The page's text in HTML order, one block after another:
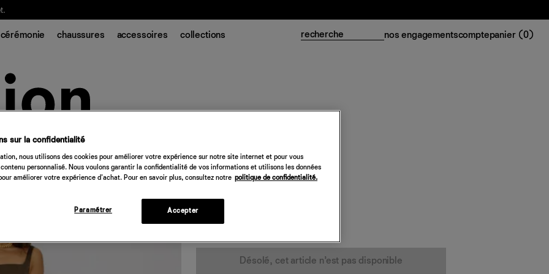
cérémonie chaussures accessoires collections nos engagementscomptepanier (0)
348 €
Désolé, cet article n’est pas disponible
sur la confidentialité
nous utilisons des cookies pour améliorer votre expérience sur notre site internet et pour vous
personnalisé. Nous voulons garantir la confidentialité de vos informations et utilisons les données
améliorer votre expérience d'achat. Pour en savoir plus, consultez notre politique de confidentialité.
Paramétrer Accepter